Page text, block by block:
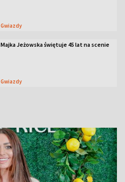
Gwiazdy
Majka Jeżowska świętuje 45 lat na scenie
Gwiazdy